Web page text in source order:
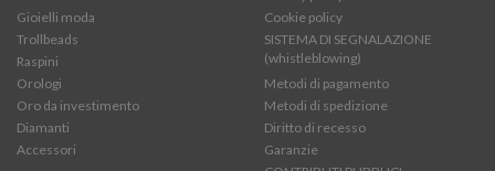
Gioielli moda
Trollbeads
Raspini
Orologi
Oro da investimento
Diamanti
Accessori
Cookie policy
SISTEMA DI SEGNALAZIONE
(whistleblowing)
Metodi di pagamento
Metodi di spedizione
Diritto di recesso
Garanzie